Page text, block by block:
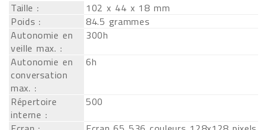
Taille :
102 x 44 x 18 mm
Poids :
84.5 grammes
Autonomie en
veille max. :
300h
Autonomie en
conversation
max. :
6h
Répertoire
interne :
500